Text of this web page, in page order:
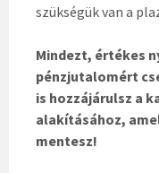
szükségük van a
Mindezt, értékes
pénzjutalomért
is hozzájárulsz a
alakításához,
mentesz!